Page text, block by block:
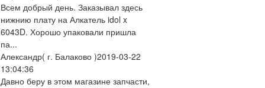
Всем добрый день. Заказывал здесь
нижнию плату на Алкатель idol x
6043D. Хорошо упаковали пришла
па...
Александр( г. Балаково )2019-03-22
13:04:36
Давно беру в этом магазине запчасти,